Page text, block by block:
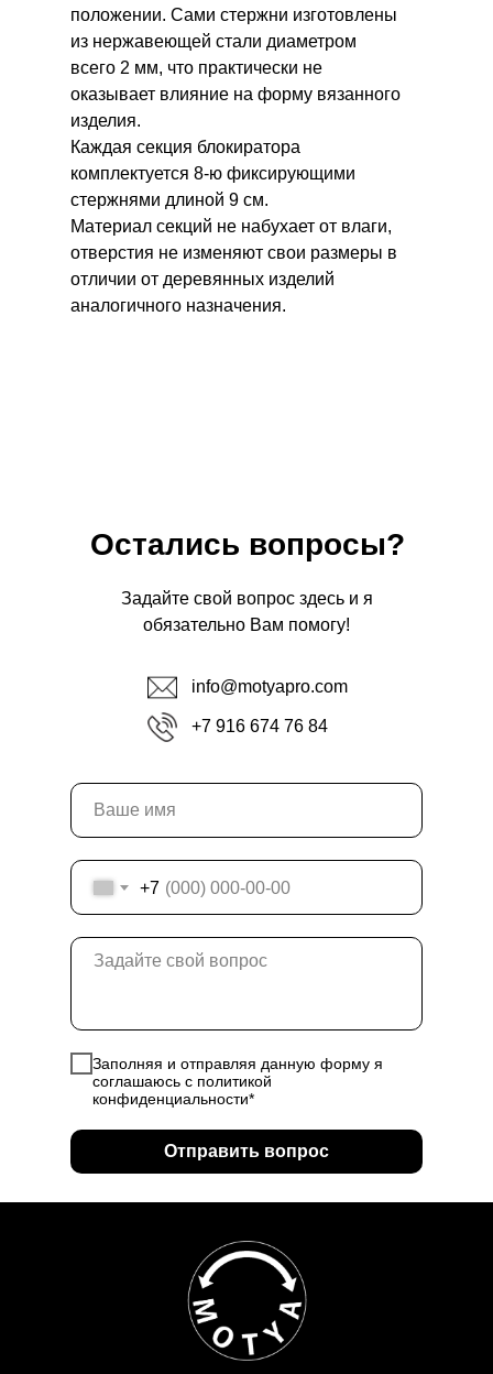
положении. Сами стержни изготовлены
из нержавеющей стали диаметром
всего 2 мм, что практически не
оказывает влияние на форму вязанного
изделия.
Каждая секция блокиратора
комплектуется 8-ю фиксирующими
стержнями длиной 9 см.
Материал секций не набухает от влаги,
отверстия не изменяют свои размеры в
отличии от деревянных изделий
аналогичного назначения.
Остались вопросы?
Задайте свой вопрос здесь и я
обязательно Вам помогу!
info@motyapro.com
+7 916 674 76 84
+7
Заполняя и отправляя данную форму я
соглашаюсь с политикой
конфиденциальности*
Отправить вопрос